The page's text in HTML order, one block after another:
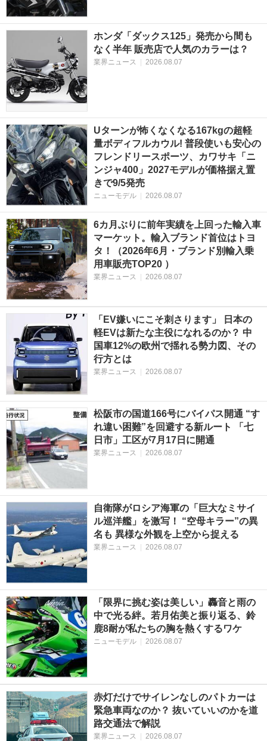
ホンダ「ダックス125」発売から間も
なく半年 販売店で人気のカラーは？
業界ニュース 2026.08.07
Uターンが怖くなくなる167kgの超軽
量ボディフルカウル! 普段使いも安心の
フレンドリースポーツ、カワサキ「ニ
ンジャ400」2027モデルが価格据え置
きで9/5発売
ニューモデル | 2026.08.07
6カ月ぶりに前年実績を上回った輸入車
マーケット。輸入ブランド首位はトヨ
タ！（2026年6月・ブランド別輸入乗
用車販売TOP20 ）
業界ニュース | 2026.08.07
「EV嫌いにこそ刺さります」 日本の
軽EVは新たな主役になれるのか？ 中
国車12%の欧州で揺れる勢力図、その
行方とは
業界ニュース | 2026.08.07
松阪市の国道166号にバイパス開通 “す
れ違い困難”を回避する新ルート 「七
日市」工区が7月17日に開通
業界ニュース | 2026.08.07
自衛隊がロシア海軍の「巨大なミサイ
ル巡洋艦」を激写！ “空母キラー”の異
名も 異様な外観を上空から捉える
業界ニュース | 2026.08.07
「限界に挑む姿は美しい」轟音と雨の
中で光る絆。若月佑美と振り返る、鈴
鹿8耐が私たちの胸を熱くするワケ
ニューモデル | 2026.08.07
赤灯だけでサイレンなしのパトカーは
緊急車両なのか？ 抜いていいのかを道
路交通法で解説
業界ニュース | 2026.08.07